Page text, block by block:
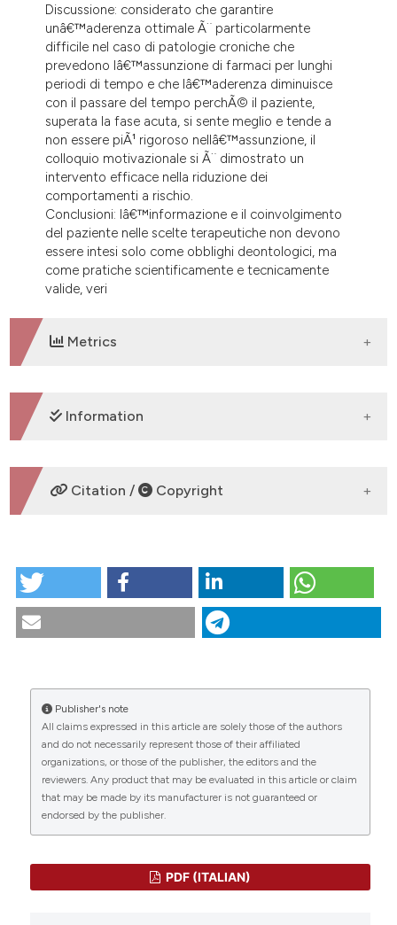
Discussione: considerato che garantire
unâ€™aderenza ottimale Ã¨ particolarmente
difficile nel caso di patologie croniche che
prevedono lâ€™assunzione di farmaci per lunghi
periodi di tempo e che lâ€™aderenza diminuisce
con il passare del tempo perchÃ© il paziente,
superata la fase acuta, si sente meglio e tende a
non essere piÃ¹ rigoroso nellâ€™assunzione, il
colloquio motivazionale si Ã¨ dimostrato un
intervento efficace nella riduzione dei
comportamenti a rischio.
Conclusioni: lâ€™informazione e il coinvolgimento
del paziente nelle scelte terapeutiche non devono
essere intesi solo come obblighi deontologici, ma
come pratiche scientificamente e tecnicamente
valide, veri
Metrics
DOWNLOADS
CITATIONS
0 0
Information
SUPPORTING AGENCIES
Citation / Copyright
Il colloquio motivazionale: uno strumento per la
riduzione dei comportamenti a rischio nei pazienti
pediatrici sottoposti a trapianto di rene. (2017).
More Citation Formats
Publisher's note
All claims expressed in this article are solely those of the authors
and do not necessarily represent those of their affiliated
organizations, or those of the publisher, the editors and the
reviewers. Any product that may be evaluated in this article or claim
that may be made by its manufacturer is not guaranteed or
endorsed by the publisher.
PDF (ITALIAN)